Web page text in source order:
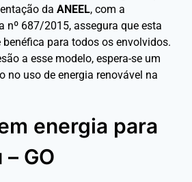
daANEEL, com a
nº 687/2015, assegura que esta
para todos os envolvidos.
a esse modelo, espera-se um
no uso de energia renovável na
energia para
GO